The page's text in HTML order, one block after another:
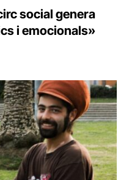
social genera
i emocionals»